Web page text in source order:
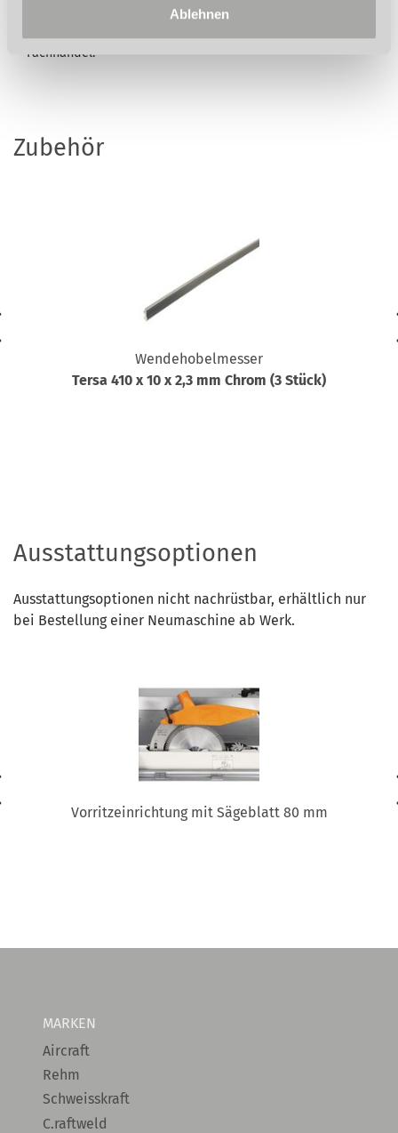
Ablehnen
Lieferung erfolgt ausschließlich nach unseren Lieferungs-
und Zahlungsbedingungen. Der Verkauf erfolgt über den
Fachhandel.
Zubehör
Wendehobelmesser
Tersa 410 x 10 x 2,3 mm Chrom (3 Stück)
Ausstattungsoptionen
Ausstattungsoptionen nicht nachrüstbar, erhältlich nur
bei Bestellung einer Neumaschine ab Werk.
Vorritzeinrichtung mit Sägeblatt 80 mm
MARKEN
Aircraft
Rehm
Schweisskraft
C.raftweld